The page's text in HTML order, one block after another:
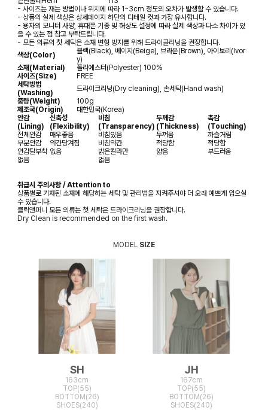
- 사이즈는 재는 방법이나 위치에 따라 1~3cm 정도의 오차가 발생할 수 있습니다.
- 상품의 실제 색상은 상세페이지 하단의 디테일 컷과 가장 유사합니다.
- 용자의 모니터 사양, 휴대폰 기종 및 해상도 설정에 따라 실제 색상과 다소 차이가 있
을 수 있는 점 참고 부탁드립니다.
- 모든 의류의 첫 세탁은 소재 변형 방지를 위해 드라이클리닝을 권장합니다.
색상(Color)
블랙(Black), 베이지(Beige), 브라운(Brown), 아이보리(Ivor
y)
소재(Material)
폴리에스터(Polyester) 100%
사이즈(Size)
FREE
세탁방법
(Washing)
드라이크리닝(Dry cleaning), 손세탁(Hand wash)
중량(Weight)
100g
제조국(Origin)
대한민국(Korea)
안감
(Lining)
신축성
(Flexibility)
비침
(Transparency)
두께감
(Thickness)
촉감
(Touching)
전체안감
매우좋음 비침있음 두꺼움
까슬거림
부분안감
약간당겨짐 비침약간 적당함
적당함
안감탈부착 없음 밝은칼라만 얇음
부드러움
없음
없음
취급시 주의사항 / Attention to
상품별로 기재된 소재에 해당하는 세탁 및 관리법을 지켜주셔야 더 오래 예쁘게 입으실
수 있습니다.
클릭앤퍼니 모든 의류는 첫 세탁은 드라이크리닝을 권장합니다.
Dry Clean is recommended on the first wash.
MODEL SIZE
SH
163cm
TOP(55)
BOTTOM(26)
SHOES(240)
JH
167cm
TOP(55)
BOTTOM(26)
SHOES(240)